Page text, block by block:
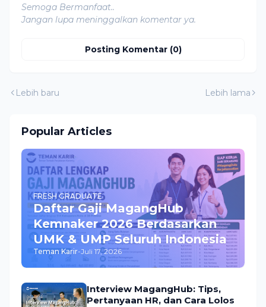
Semoga Bermanfaat..
Jangan lupa meninggalkan komentar ya.
Posting Komentar (0)
Lebih baru Lebih lama
Popular Articles
FRESH GRADUATE
Daftar Gaji MagangHub
Kemnaker 2026 Berdasarkan
UMK & UMP Seluruh Indonesia
Teman Karir-Juli 17, 2026
Interview MagangHub: Tips,
Pertanyaan HR, dan Cara Lolos